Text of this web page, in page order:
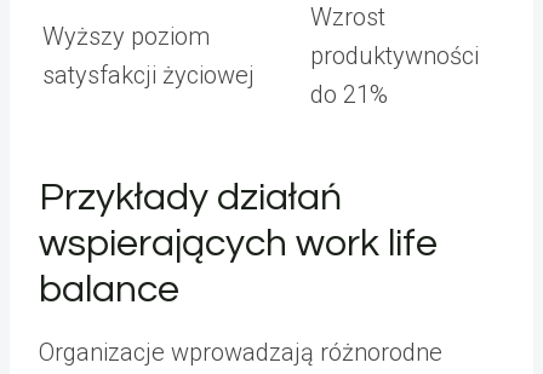
Wyższy poziom
satysfakcji życiowej
Wzrost
produktywności
do 21%
Przykłady działań
wspierających work life
balance
Organizacje wprowadzają różnorodne